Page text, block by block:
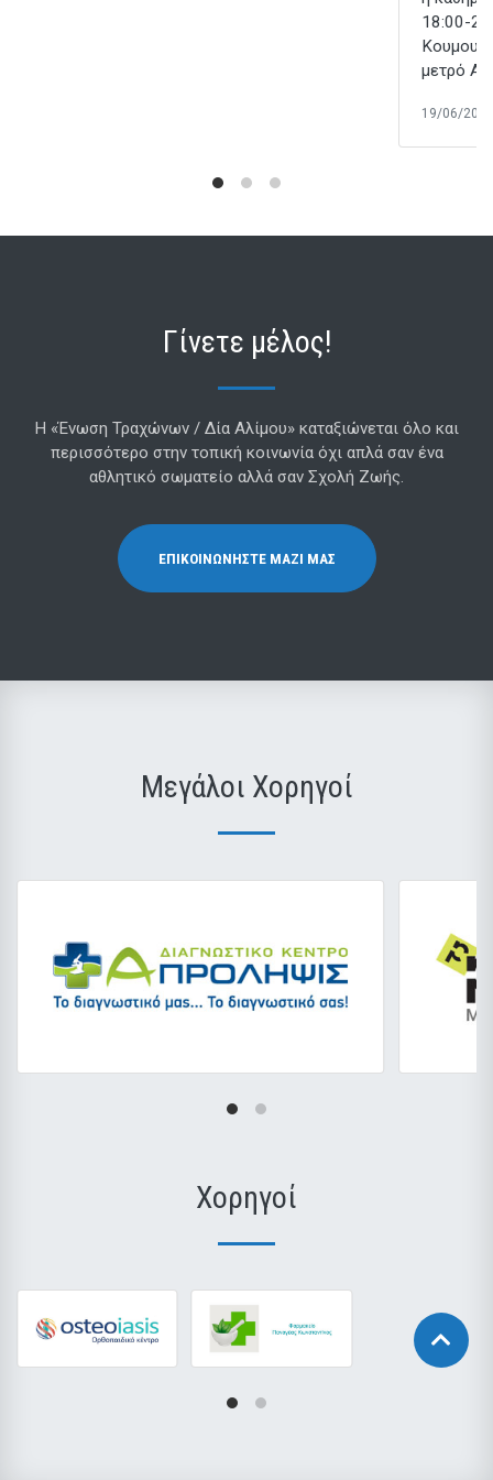
18:00-
μετρό
19/06/2022
Γίνετε μέλος!
Η «Ένωση Τραχώνων / Δία Αλίμου» καταξιώνεται όλο και
περισσότερο στην τοπική κοινωνία όχι απλά σαν ένα
αθλητικό σωματείο αλλά σαν Σχολή Ζωής.
ΕΠΙΚΟΙΝΩΝΉΣΤΕ ΜΑΖΊ ΜΑΣ
Μεγάλοι Χορηγοί
Χορηγοί